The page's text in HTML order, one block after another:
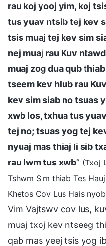
rau koj yooj yim, koj
tus yuav ntsib tej kev
tsis muaj tej kev sim
nej muaj rau Kuv
muaj zog dua qub
tseem kev hlub rau
kev sim siab no tsuas
xwb los, txhua tus
tej no; tsuas yog tej
nyuaj mas thiaj li sib
rau lwm tus xwb” (Txoj
Tshwm Sim thiab Tes
Khetos Cov Lus Hais
Vim Vajtswv cov lus,
muaj txoj kev ntseeg
qab mas yeej tsis yog